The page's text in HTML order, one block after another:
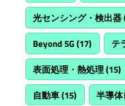
光センシング・検出器
Beyond 5G(17) テ
表面処理・熱処理(15)
自動車(15) 半導